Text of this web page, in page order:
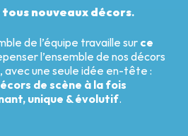
nouveaux décors.
de l’équipe travaille sur ce
l’ensemble de nos décors
avec une seule idée en-tête :
de scène à la fois
unique & évolutif.